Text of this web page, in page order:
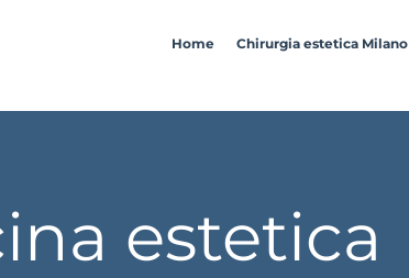
Home Chirurgia estetica Milano
estetica